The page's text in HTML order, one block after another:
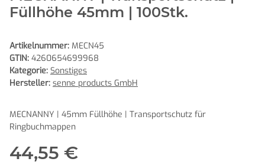
Füllhöhe 45mm | 100Stk.
Artikelnummer: MECN45
GTIN: 4260654699968
Kategorie: Sonstiges
Hersteller: senne products GmbH
MECNANNY | 45mm Füllhöhe | Transportschutz für
Ringbuchmappen
44,55 €